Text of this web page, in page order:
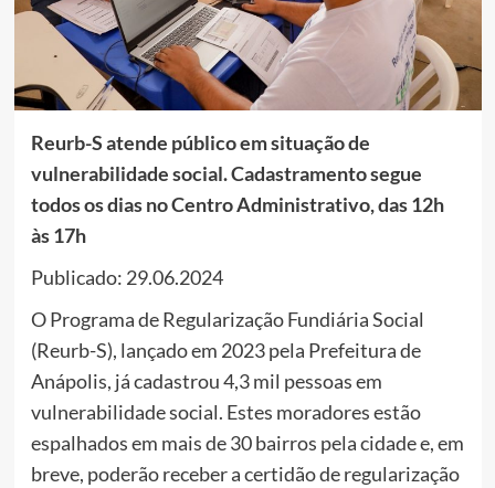
Reurb-S atende público em situação de
vulnerabilidade social. Cadastramento segue
todos os dias no Centro Administrativo, das 12h
às 17h
Publicado: 29.06.2024
O Programa de Regularização Fundiária Social
(Reurb-S), lançado em 2023 pela Prefeitura de
Anápolis, já cadastrou 4,3 mil pessoas em
vulnerabilidade social. Estes moradores estão
espalhados em mais de 30 bairros pela cidade e, em
breve, poderão receber a certidão de regularização